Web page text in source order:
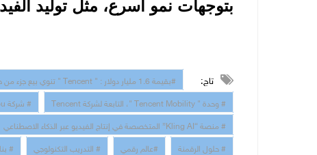
بتوجهات نمو أسرع، مثل توليد
تاج:
#بقيمة 1.6 مليار دولار : " Tencent " تنوي بيع جزء من حصتها في Kuaishou
# وحدة " Tencent Mobility "، التابعة لشركة Tencent
# شركة Kuaishou المتخصصة في الفيديوهات القصيرة والبث المباشر
# منصة “Kling AI” المتخصصة في إنتاج الفيديو عبر الذكاء الاصطناعي
# حلول الرقمنة
#عالم رقمي # التدريب التكنولوجي #